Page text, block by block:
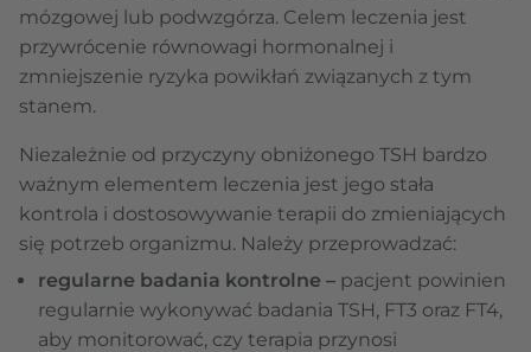
mózgowej lub podwzgórza. Celem leczenia jest
przywrócenie równowagi hormonalnej i
zmniejszenie ryzyka powikłań związanych z tym
stanem.
Niezależnie od przyczyny obniżonego TSH bardzo
ważnym elementem leczenia jest jego stała
kontrola i dostosowywanie terapii do zmieniających
się potrzeb organizmu. Należy przeprowadzać:
regularne badania kontrolne – pacjent powinien
regularnie wykonywać badania TSH, FT3 oraz FT4,
aby monitorować, czy terapia przynosi